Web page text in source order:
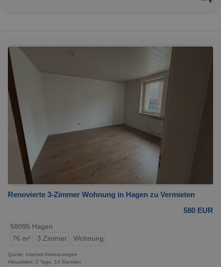
Renovierte 3-Zimmer Wohnung in Hagen zu Vermieten
580 EUR
58095 Hagen
76 m²
3 Zimmer Wohnung
Quelle: Internet-Kleinanzeigen
Aktualisiert: 2 Tage, 14 Stunden